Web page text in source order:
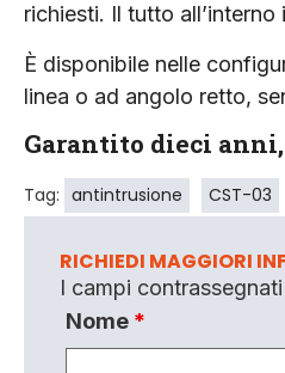
richiesti. Il tutto
È disponibile nelle
linea o ad angolo retto,
Garantito dieci
Tag: antintrusione CST-03
RICHIEDI MAGGIORI
I campi
Nome *